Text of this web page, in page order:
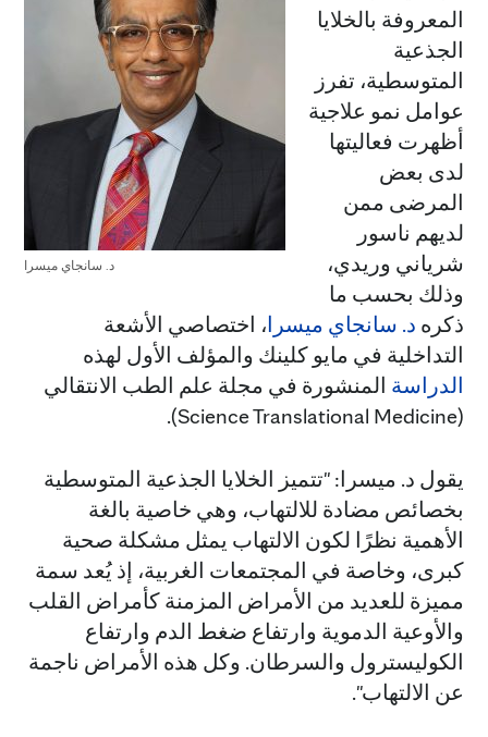
د. سانجاي ميسرا
المعروفة بالخلايا
الجذعية
المتوسطية، تفرز
عوامل نمو علاجية
أظهرت فعاليتها
لدى بعض
المرضى ممن
لديهم ناسور
شرياني وريدي،
وذلك بحسب ما
ذكره د. سانجاي ميسرا ، اختصاصي الأشعة
التداخلية في مايو كلينك والمؤلف الأول لهذه
الدراسة المنشورة في مجلة علم الطب الانتقالي
(Science Translational Medicine).
يقول د. ميسرا: "تتميز الخلايا الجذعية المتوسطية
بخصائص مضادة للالتهاب، وهي خاصية بالغة
الأهمية نظرًا لكون الالتهاب يمثل مشكلة صحية
كبرى، وخاصة في المجتمعات الغربية، إذ يُعد سمة
مميزة للعديد من الأمراض المزمنة كأمراض القلب
والأوعية الدموية وارتفاع ضغط الدم وارتفاع
الكوليسترول والسرطان. وكل هذه الأمراض ناجمة
عن الالتهاب".